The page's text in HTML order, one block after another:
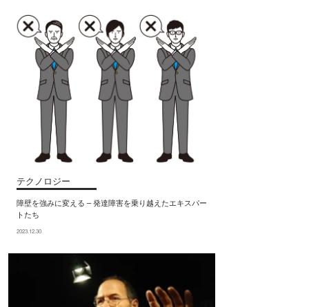
テクノロジー
障壁を強みに変える – 発達障害を乗り越えたエキスパー
トたち
2023.12.30